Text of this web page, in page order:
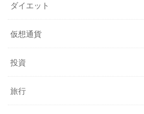
ダイエット
仮想通貨
投資
旅行